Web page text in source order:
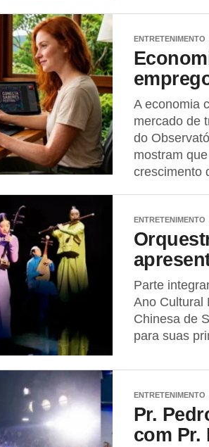
ENTRETENIMENTO
A economia
mercado de
do
mostram
crescimento
ENTRETENIMENTO
Parte
Ano Cultural
Chinesa de
para suas
ENTRETENIMENTO
Pr.
com Pr.